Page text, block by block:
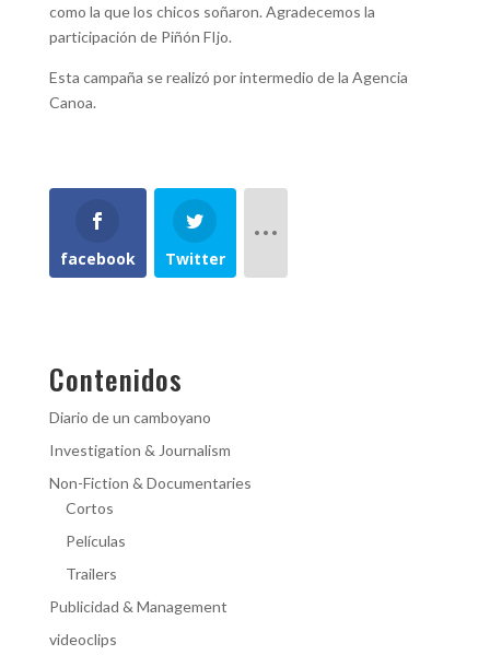
como la que los chicos soñaron. Agradecemos la
participación de Piñón FIjo.
Esta campaña se realizó por intermedio de la Agencia
Canoa.
facebook Twitter
Contenidos
Diario de un camboyano
Investigation & Journalism
Non-Fiction & Documentaries
Cortos
Películas
Trailers
Publicidad & Management
videoclips